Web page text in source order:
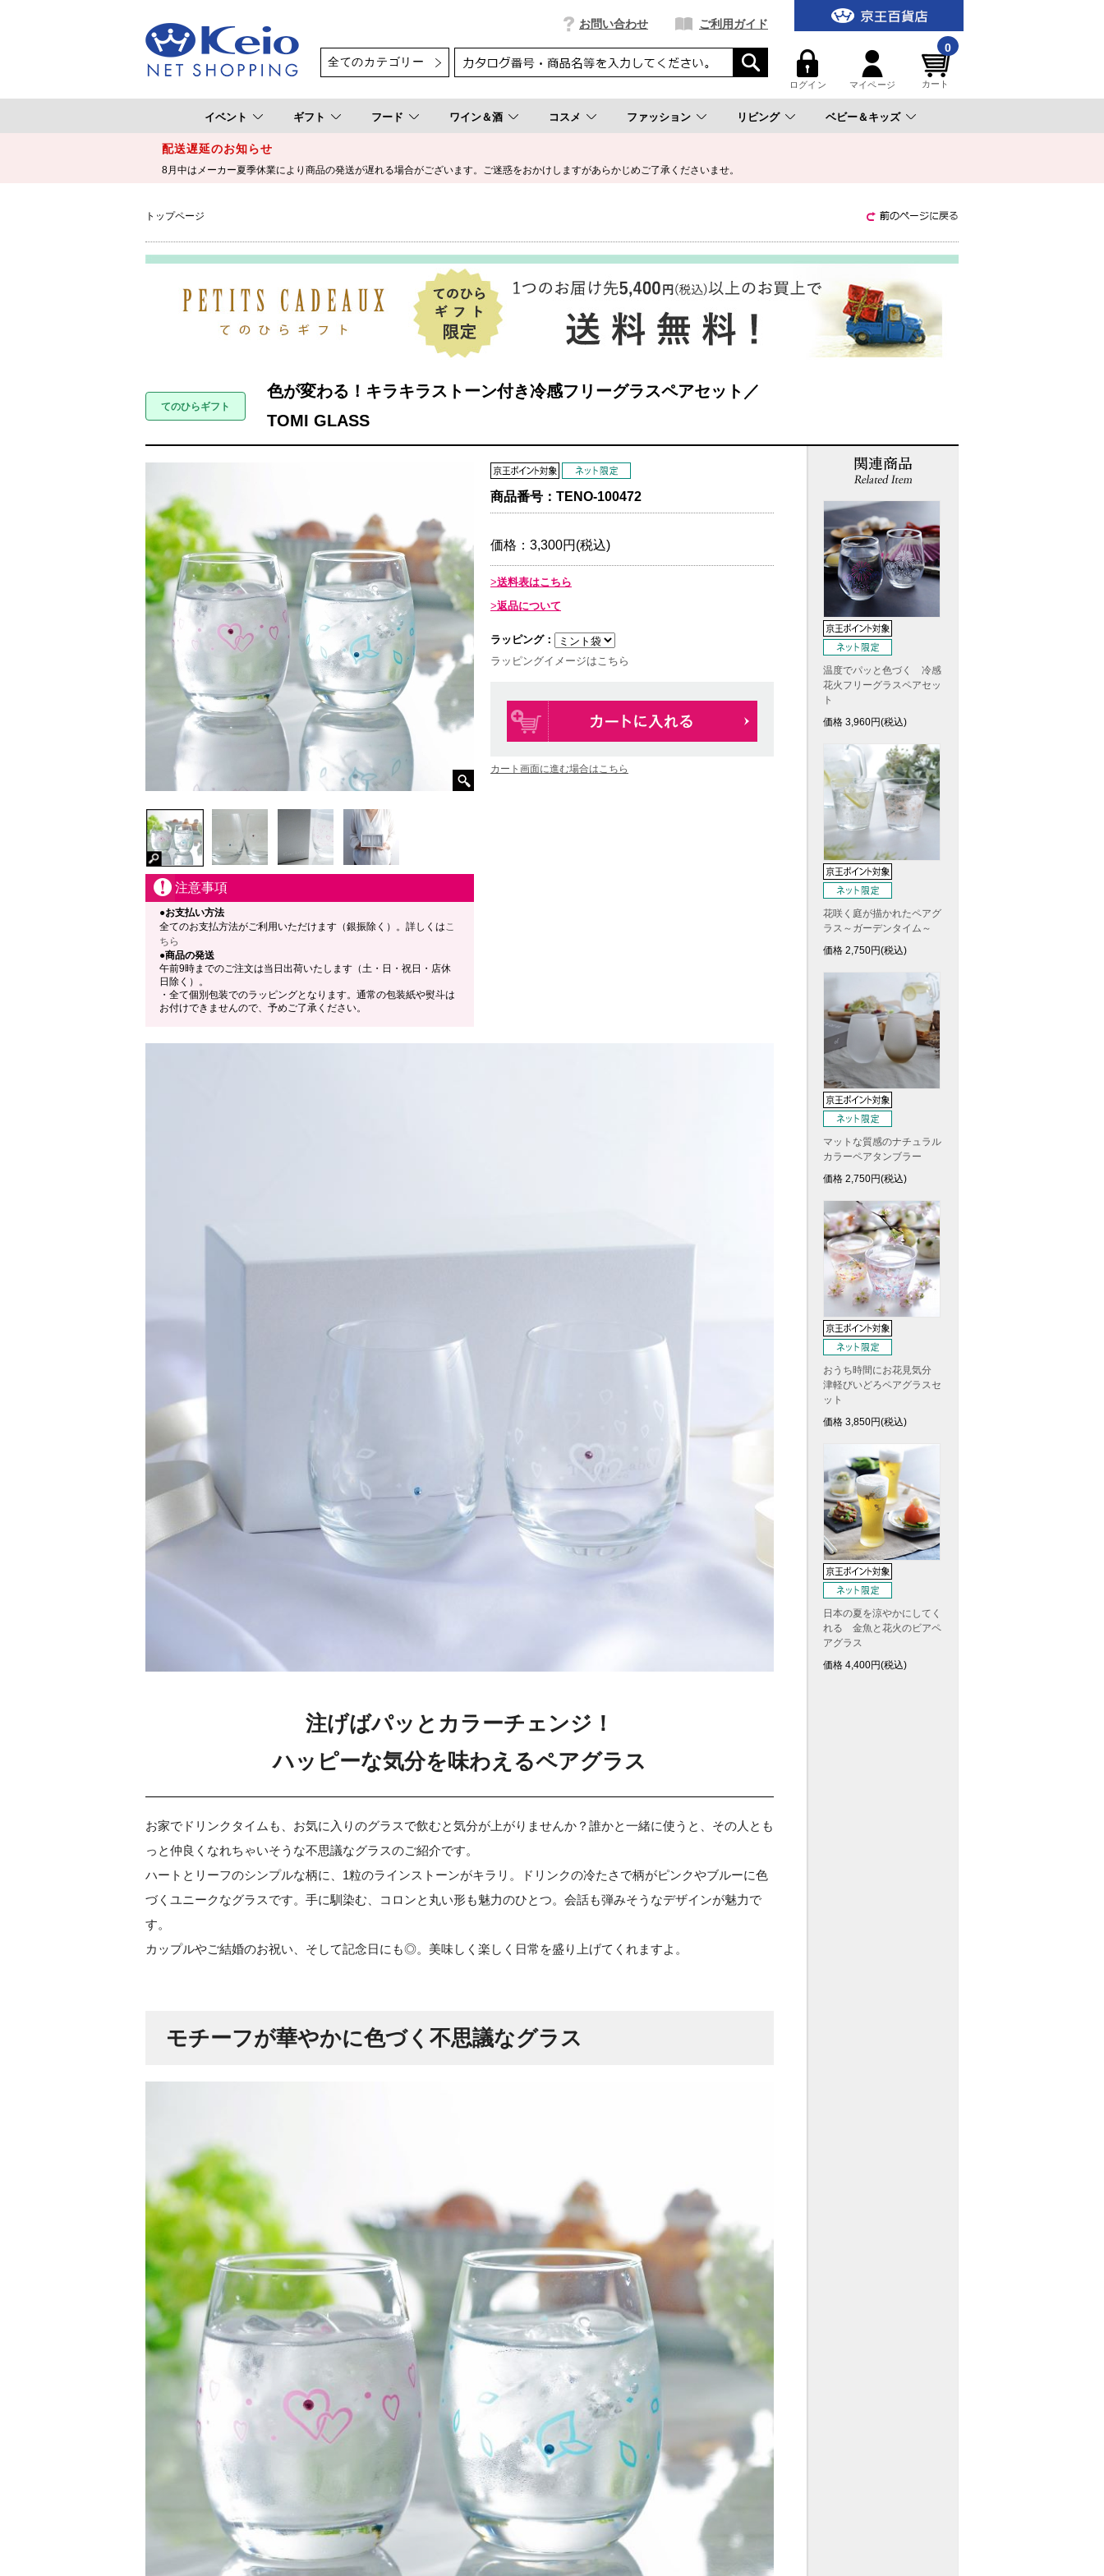
お問い合わせ ご利用ガイド
ログイン マイページ
0
カート
イベント ギフト フード ワイン＆酒 コスメ ファッション リビング ベビー＆キッズ
配送遅延のお知らせ
8月中はメーカー夏季休業により商品の発送が遅れる場合がございます。ご迷惑をおかけしますがあらかじめご了承くださいませ。
トップページ
色が変わる！キラキラストーン付き冷感フリーグラスペアセット／
TOMI GLASS
注意事項
●お支払い方法
全てのお支払方法がご利用いただけます（銀振除く）。詳しくはこ
ちら
●商品の発送
午前9時までのご注文は当日出荷いたします（土・日・祝日・店休
日除く）。
・全て個別包装でのラッピングとなります。通常の包装紙や熨斗は
お付けできませんので、予めご了承ください。
商品番号： TENO-100472
価格： 3,300円(税込)
送料表はこちら
返品について
ラッピング：
ラッピングイメージはこちら
カート画面に進む場合はこちら
注げばパッとカラーチェンジ！
ハッピーな気分を味わえるペアグラス
お家でドリンクタイムも、お気に入りのグラスで飲むと気分が上がりませんか？誰かと一緒に使うと、その人とも
っと仲良くなれちゃいそうな不思議なグラスのご紹介です。
ハートとリーフのシンプルな柄に、1粒のラインストーンがキラリ。ドリンクの冷たさで柄がピンクやブルーに色
づくユニークなグラスです。手に馴染む、コロンと丸い形も魅力のひとつ。会話も弾みそうなデザインが魅力で
す。
カップルやご結婚のお祝い、そして記念日にも◎。美味しく楽しく日常を盛り上げてくれますよ。
モチーフが華やかに色づく不思議なグラス
温度でパッと色づく 冷感
花火フリーグラスペアセッ
ト
価格 3,960円(税込)
花咲く庭が描かれたペアグ
ラス～ガーデンタイム～
価格 2,750円(税込)
マットな質感のナチュラル
カラーペアタンブラー
価格 2,750円(税込)
おうち時間にお花見気分
津軽びいどろペアグラスセ
ット
価格 3,850円(税込)
日本の夏を涼やかにしてく
れる 金魚と花火のビアペ
アグラス
価格 4,400円(税込)